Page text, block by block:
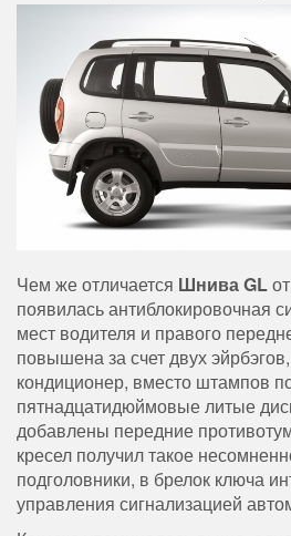
Чем же отличается Шнива GLот
появилась антиблокировочная
мест водителя и правого
повышена за счет двух
кондиционер, вместо штампов
пятнадцатидюймовые литые
добавлены передние
кресел получил такое
подголовники, в брелок ключа
управления сигнализацией